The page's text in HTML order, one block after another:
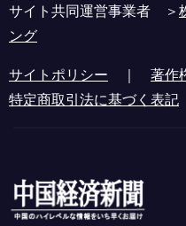
サイト共同運営事業者 ＞
ング
サイトポリシー ｜ 著作
特定商取引法に基づく表記